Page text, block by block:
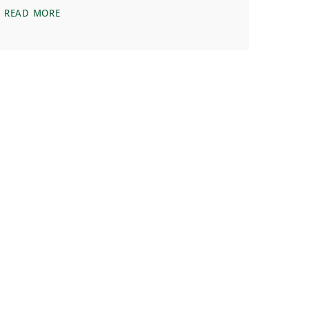
READ MOREกระเช้าภูกระดึง โจทย์ที่ต้องตัดสินใจของประเทศไทย 3 ข้อ